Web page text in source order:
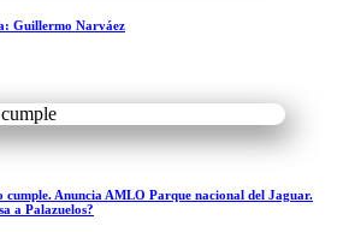
Guillermo Narváez
cumple. Anuncia AMLO Parque nacional del Jaguar.
a Palazuelos?